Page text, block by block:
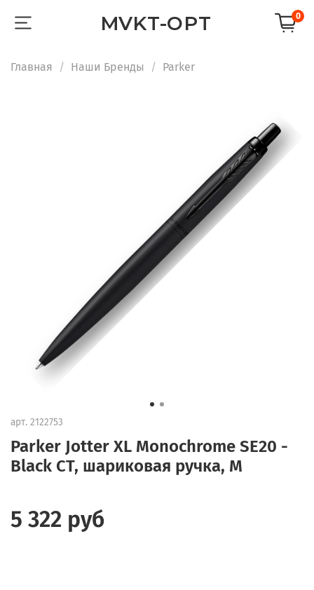
MVKT-OPT 0
Главная Наши Бренды Parker
арт. 2122753
Parker Jotter XL Monochrome SE20 -
Black CT, шариковая ручка, M
5 322 руб